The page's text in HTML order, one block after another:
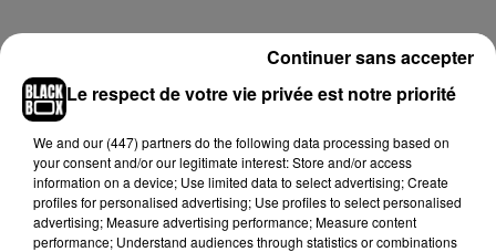
Hip-Hop News
7 août 2026
Moha MMZ dévoile « Mikasa », un
nouveau single entre amour et...
Le respect de votre vie privée est notre priorité
We and our (447) partnersdo the following data processing based on
your consent and/or our legitimate interest: Store and/or access
information on a device; Use limited data to select advertising; Create
profiles for personalised advertising; Use profiles to select personalised
advertising; Measure advertising performance; Measure content
performance; Understand audiences through statistics or combinations
Continuer sans accepter